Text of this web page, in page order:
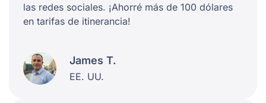
las redes sociales. ¡Ahorré más de 100 dólares
en tarifas de itinerancia!
James T.
EE. UU.